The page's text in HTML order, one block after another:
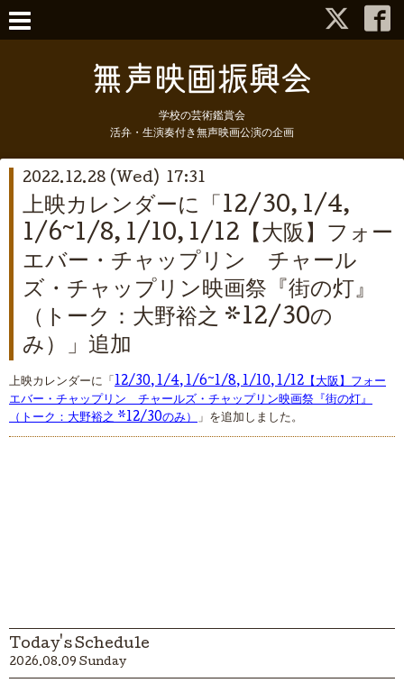
学校の芸術鑑賞会
活弁・生演奏付き無声映画公演の企画
2022.12.28 (Wed) 17:31
上映カレンダーに「12/30, 1/4,
1/6~1/8, 1/10, 1/12【大阪】フォー
エバー・チャップリン チャール
ズ・チャップリン映画祭『街の灯』
（トーク：大野裕之 *12/30の
み）」追加
上映カレンダーに「 12/30, 1/4, 1/6~1/8, 1/10, 1/12【大阪】フォー
エバー・チャップリン チャールズ・チャップリン映画祭『街の灯』
（トーク：大野裕之 *12/30のみ） 」を追加しました。
Today's Schedule
2026.08.09 Sunday